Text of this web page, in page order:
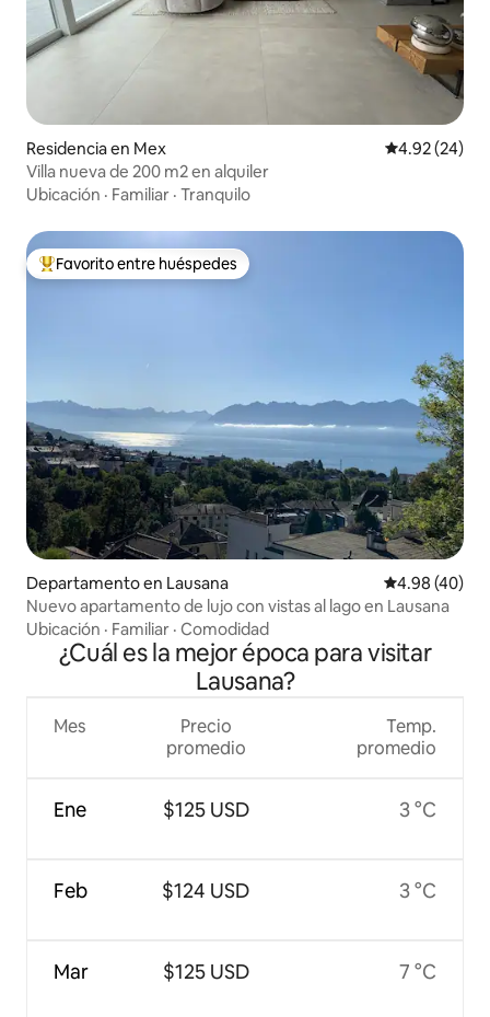
Residencia en Mex Calificación
4.92 (24)
Villa nueva de 200 m2 en alquiler
Ubicación · Familiar · Tranquilo
De los mejores en Favorito entre huéspedes
Favorito entre huéspedes
Departamento en Lausana Calificación
4.98 (40)
Nuevo apartamento de lujo con vistas al lago en Lausana
Ubicación · Familiar · Comodidad
¿Cuál es la mejor época para visitar
Lausana?
Mes
Ene
Feb
Mar
Precio
promedio
$125 USD
$124 USD
$125 USD
Temp.
promedio
3 °C
3 °C
7 °C